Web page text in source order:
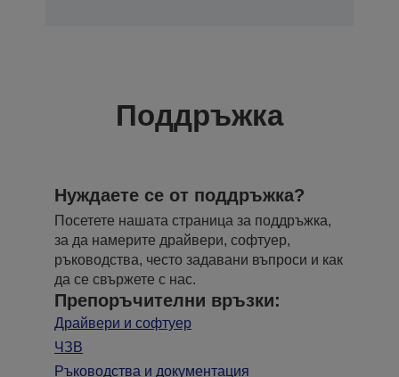
Поддръжка
Нуждаете се от поддръжка?
Посетете нашата страница за поддръжка,
за да намерите драйвери, софтуер,
ръководства, често задавани въпроси и как
да се свържете с нас.
Препоръчителни връзки:
Драйвери и софтуер
ЧЗВ
Ръководства и документация